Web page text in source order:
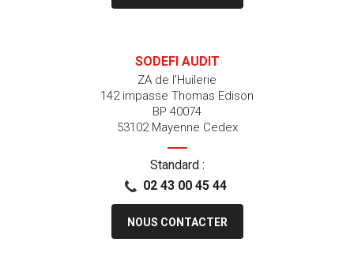
SODEFI AUDIT
ZA de l'Huilerie
142 impasse Thomas Edison
BP 40074
53102 Mayenne Cedex
Standard :
02 43 00 45 44
NOUS CONTACTER